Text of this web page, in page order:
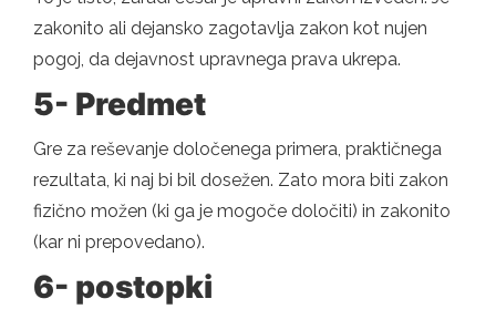
zakonito ali dejansko zagotavlja zakon kot nujen
pogoj, da dejavnost upravnega prava ukrepa.
5- Predmet
Gre za reševanje določenega primera, praktičnega
rezultata, ki naj bi bil dosežen. Zato mora biti zakon
fizično možen (ki ga je mogoče določiti) in zakonito
(kar ni prepovedano).
6- postopki